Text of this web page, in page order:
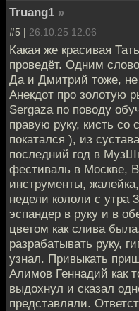
Truang1 »
#5 | 26.10.25 12:06
Какая же красивая
проведёт. Одним
Да и Дмитрий тоже, не
Анекдот про золотую
Sergaza по поводу
правую руку, кисть
покатался ), из
последний год в
фестиваль в Москве,
инструменты,
недели кололи с утра
эспандер в руку и в
цветом как слива
разрабатывать руку,
узнал. Привыкать
Алимов Геннадий как
выдохнул и сказал
представляли.